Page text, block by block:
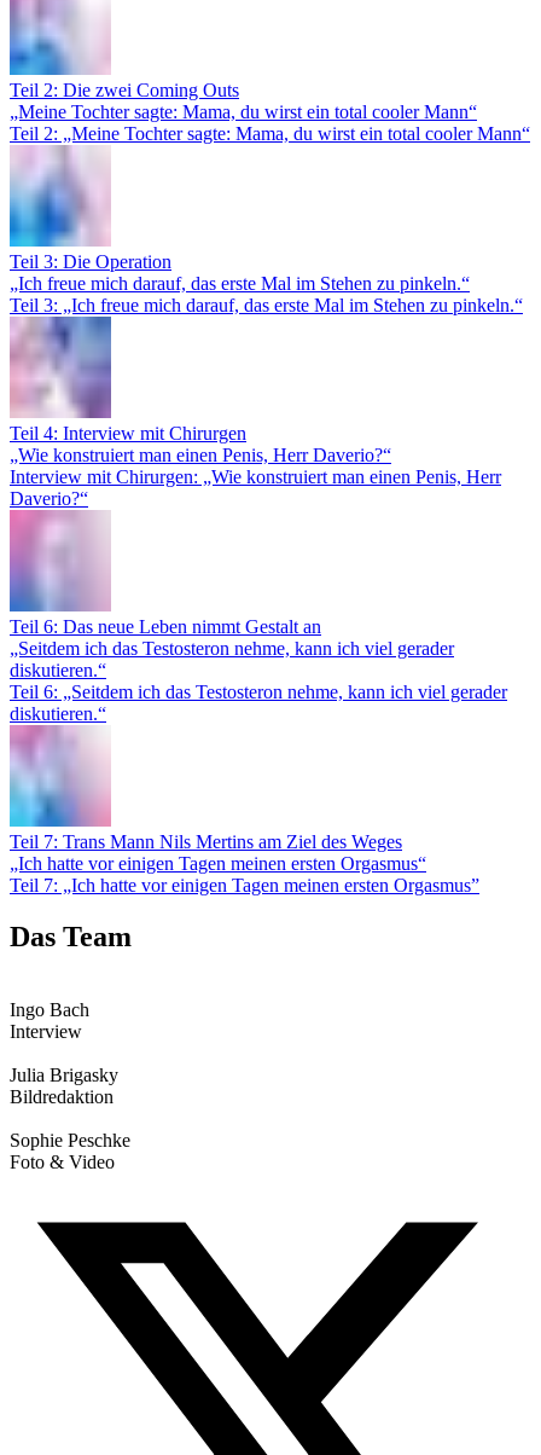
Teil 2: Die zwei Coming Outs
„Meine Tochter sagte: Mama, du wirst ein total cooler Mann“
Teil 2: „Meine Tochter sagte: Mama, du wirst ein total cooler Mann“
Teil 3: Die Operation
„Ich freue mich darauf, das erste Mal im Stehen zu pinkeln.“
Teil 3: „Ich freue mich darauf, das erste Mal im Stehen zu pinkeln.“
Teil 4: Interview mit Chirurgen
„Wie konstruiert man einen Penis, Herr Daverio?“
Interview mit Chirurgen: „Wie konstruiert man einen Penis, Herr
Daverio?“
Teil 6: Das neue Leben nimmt Gestalt an
„Seitdem ich das Testosteron nehme, kann ich viel gerader
diskutieren.“
Teil 6: „Seitdem ich das Testosteron nehme, kann ich viel gerader
diskutieren.“
Teil 7: Trans Mann Nils Mertins am Ziel des Weges
„Ich hatte vor einigen Tagen meinen ersten Orgasmus“
Teil 7: „Ich hatte vor einigen Tagen meinen ersten Orgasmus”
Das Team
Ingo Bach
Interview
Julia Brigasky
Bildredaktion
Sophie Peschke
Foto & Video